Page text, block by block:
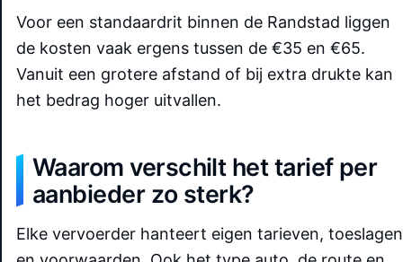
Voor een standaardrit binnen de Randstad liggen
de kosten vaak ergens tussen de €35 en €65.
Vanuit een grotere afstand of bij extra drukte kan
het bedrag hoger uitvallen.
Waarom verschilt het tarief per
aanbieder zo sterk?
Elke vervoerder hanteert eigen tarieven, toeslagen